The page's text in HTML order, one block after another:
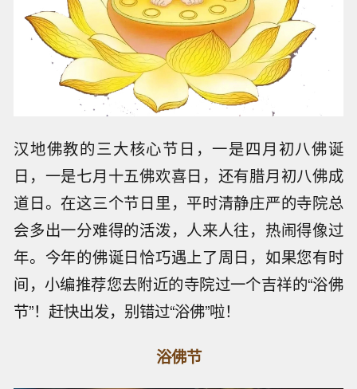
汉地佛教的三大核心节日，一是四月初八佛诞
日，一是七月十五佛欢喜日，还有腊月初八佛成
道日。在这三个节日里，平时清静庄严的寺院总
会多出一分难得的活泼，人来人往，热闹得像过
年。今年的佛诞日恰巧遇上了周日，如果您有时
间，小编推荐您去附近的寺院过一个吉祥的“浴佛
节”！赶快出发，别错过“浴佛”啦！
浴佛节